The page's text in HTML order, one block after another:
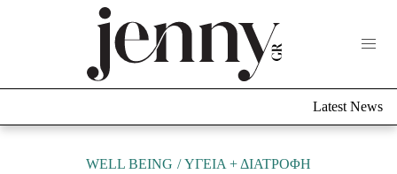
Culture
Latest News
WELL BEING ΥΓΕΙΑ + ΔΙΑΤΡΟΦΗ